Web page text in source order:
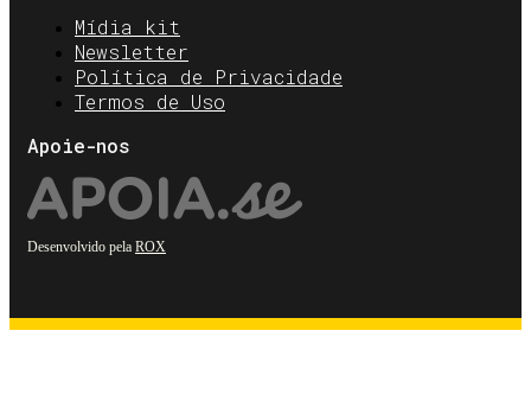
Mídia kit
Newsletter
Política de Privacidade
Termos de Uso
Apoie-nos
Desenvolvido pela ROX